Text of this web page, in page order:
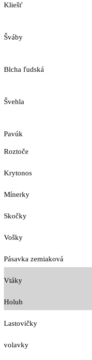
Kliešť
Šváby
Blcha ľudská
Švehla
Pavúk
Roztoče
Krytonos
Mínerky
Skočky
Vošky
Pásavka zemiaková
Vtáky
Holub
Lastovičky
volavky